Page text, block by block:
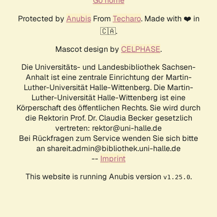
Protected by AnubisFrom Techaro. Made with ❤️ in
🇨🇦.
Mascot design by CELPHASE.
Die Universitäts- und Landesbibliothek Sachsen-
Anhalt ist eine zentrale Einrichtung der Martin-
Luther-Universität Halle-Wittenberg. Die Martin-
Luther-Universität Halle-Wittenberg ist eine
Körperschaft des öffentlichen Rechts. Sie wird durch
die Rektorin Prof. Dr. Claudia Becker gesetzlich
vertreten: rektor@uni-halle.de
Bei Rückfragen zum Service wenden Sie sich bitte
an shareit.admin@bibliothek.uni-halle.de
-- Imprint
This website is running Anubis version v1.25.0.